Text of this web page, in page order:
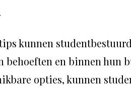
kunnen
behoeften en binnen hun
opties, kunnen